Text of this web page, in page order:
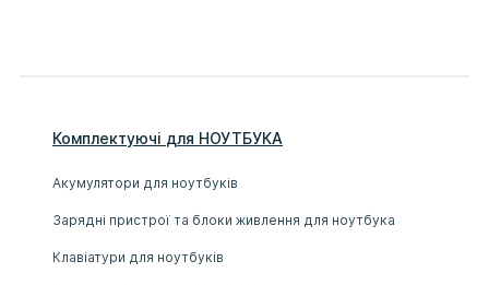
Комплектуючі для НОУТБУКА
Акумулятори для ноутбуків
Зарядні пристрої та блоки живлення для ноутбука
Клавіатури для ноутбуків